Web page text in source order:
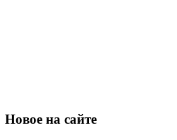
Новое на сайте